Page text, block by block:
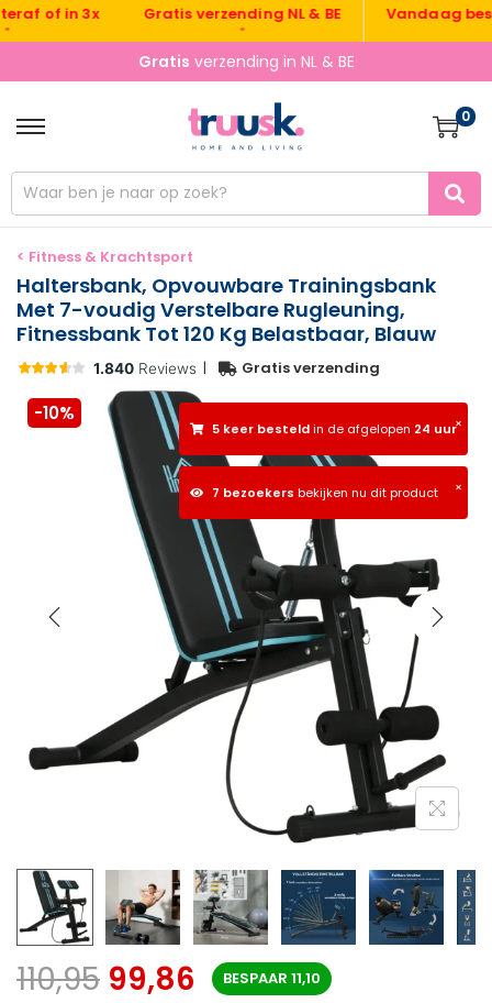
in 3x Gratis verzending NL & BE Vandaag
Gratis verzending in NL & BE
0
< Fitness & Krachtsport
Haltersbank, Opvouwbare Trainingsbank
Met 7-voudig Verstelbare Rugleuning,
Fitnessbank Tot 120 Kg Belastbaar, Blauw
| Gratis verzending
×
5 keer besteldin de afgelopen 24 uur
×
7 bezoekers bekijken nu dit product
-10%
110,95 99,86 BESPAAR 11,10